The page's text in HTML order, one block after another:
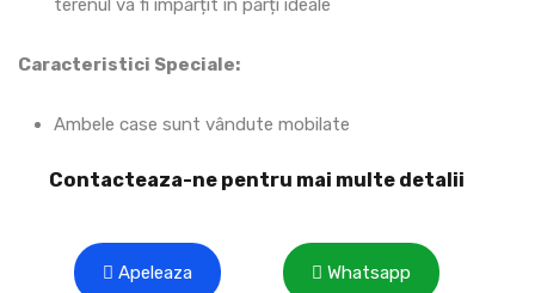
Caracteristici Speciale:
Ambele case sunt vândute mobilate
Contacteaza-ne pentru mai multe detalii
Apeleaza Whatsapp